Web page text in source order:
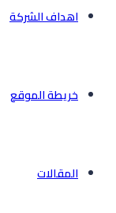
اهداف الشركة
خريطة الموقع
المقالات